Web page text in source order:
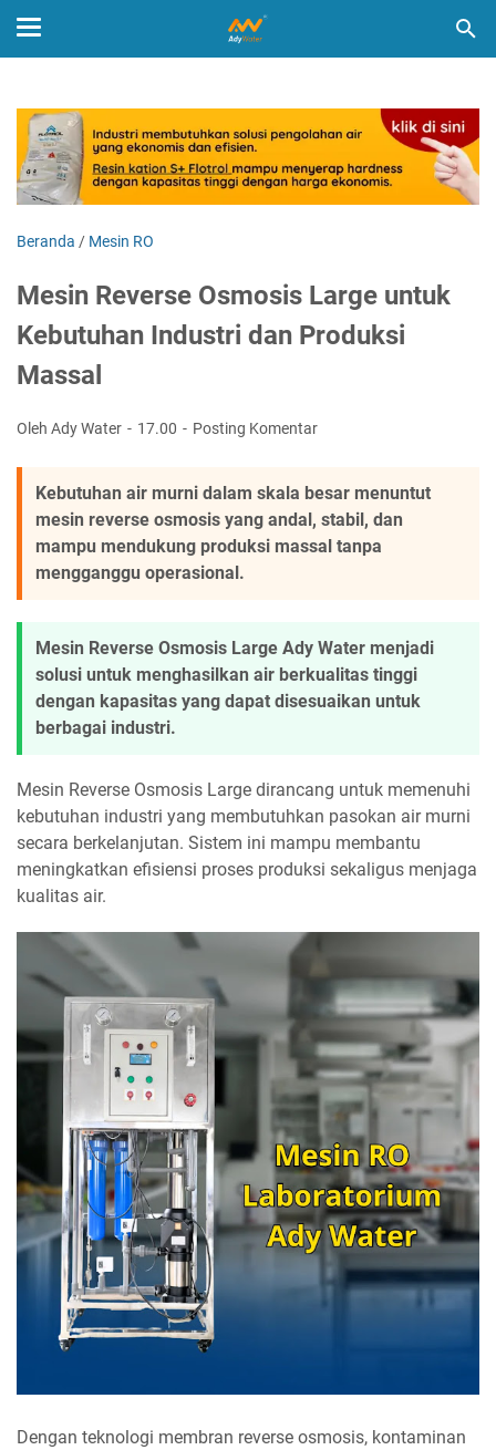
Beranda / Mesin RO
Mesin Reverse Osmosis Large untuk
Kebutuhan Industri dan Produksi
Massal
Oleh Ady Water 17.00 Posting Komentar
Kebutuhan air murni dalam skala besar menuntut
mesin reverse osmosis yang andal, stabil, dan
mampu mendukung produksi massal tanpa
mengganggu operasional.
Mesin Reverse Osmosis Large Ady Water menjadi
solusi untuk menghasilkan air berkualitas tinggi
dengan kapasitas yang dapat disesuaikan untuk
berbagai industri.
Mesin Reverse Osmosis Large dirancang untuk memenuhi
kebutuhan industri yang membutuhkan pasokan air murni
secara berkelanjutan. Sistem ini mampu membantu
meningkatkan efisiensi proses produksi sekaligus menjaga
kualitas air.
Dengan teknologi membran reverse osmosis, kontaminan